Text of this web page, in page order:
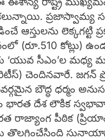
ప్రజాస్వామ్య
ఆస్తులను
(రూ.510 కోట్లు)
‘యువ సీఎం’ల
చెందినవారే. జగన్‌
బౌద్ధ ధర్మం
దేశ లౌకిక స్వభావానికి,
పీఠిక